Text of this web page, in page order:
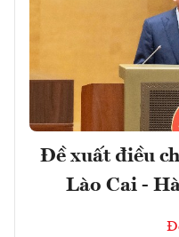
Đề xuất điều
Lào Cai -